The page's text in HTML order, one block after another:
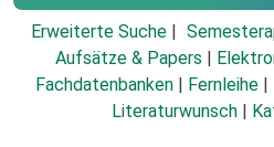
Erweiterte Suche
Aufsätze & Papers
Fachdatenbanken
Fernleihe
Literaturwunsch